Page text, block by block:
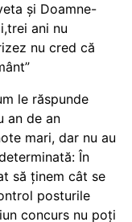
și Doamne-
ani nu
nu cred că
le răspunde
an de an
mari, dar nu au
În
să ținem cât se
posturile
concurs nu poți